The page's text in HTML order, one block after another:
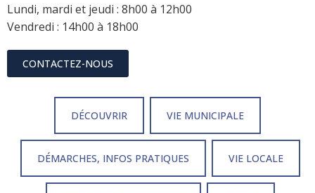
Lundi, mardi et jeudi : 8h00 à 12h00
Vendredi : 14h00 à 18h00
CONTACTEZ-NOUS
DÉCOUVRIR VIE MUNICIPALE
DÉMARCHES, INFOS PRATIQUES VIE LOCALE